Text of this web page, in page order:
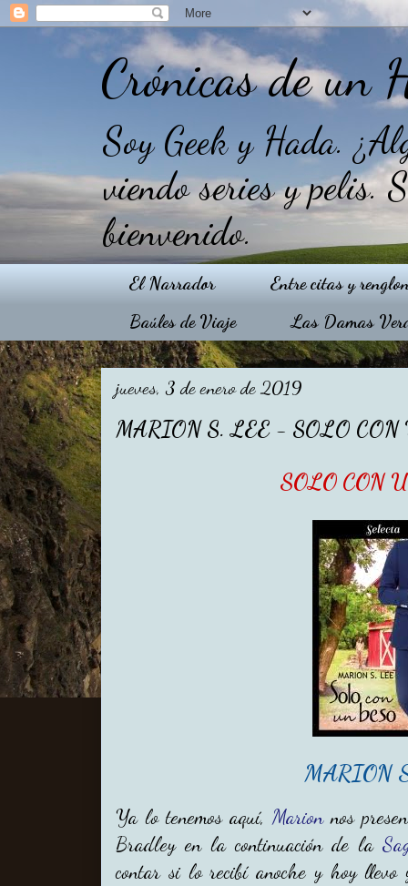
Crónicas de un
Soy Geek y Hada.
viendo series y pelis.
bienvenido.
El Narrador
Entre citas y
Baúles de Viaje
Las Damas
jueves, 3 de enero de 2019
MARION S. LEE - SOLO CON
SOLO CON
MARION
Ya lo tenemos aquí, Marionnos
Bradley en la continuación de la
contar si lo recibí anoche y hoy